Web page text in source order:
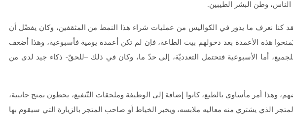
وطن البشر الطيبين.
كنا نعرف ما يدور في الكواليس من عمليات شراء هذا النمط من المثقفين، وكان يفضّل أن
هذه الأعمدة بعد دخولهم بيت الطاعة، فإن لم تكن أعمدة يومية فأسبوعية، وهذا أضعف
للجميع، أما الأسبوعية فتحتمل التعدديّة، إلى حدّ ما، وكان في ذلك –للحقّ- ذكاء جيد لدى من
وهذا أمر مأساوي بالطبع، كانوا إضافة إلى الوظيفة وملحقات التّنفيع، يحظون بمنح جانبية،
الذي يشتري منه معاليه ملابسه، ويخبر الخياط أو صاحب المتجر بالزيارة التي سيقوم بها